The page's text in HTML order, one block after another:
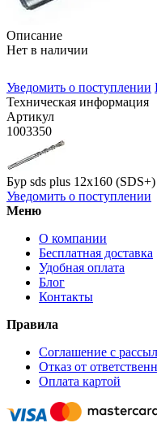
Описание
Нет в наличии
Уведомить о поступлении
Техническая информация
Артикул
1003350
Бур sds plus 12х160 (SDS+)
Уведомить о поступлении
Меню
О компании
Бесплатная доставка
Удобная оплата
Блог
Контакты
Правила
Соглашение с
Отказ от
Оплата картой